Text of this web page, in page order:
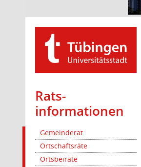
Rats­
informationen
Gemeinderat
Ortschaftsräte
Ortsbeiräte